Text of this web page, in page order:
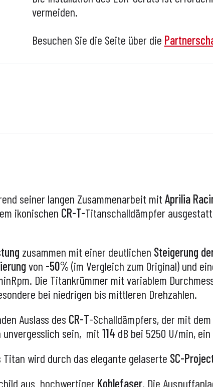
vermeiden.
Besuchen Sie die Seite über die
seiner langen Zusammenarbeit mit Aprilia
ikonischen CR-T-Titanschalldämpfer
zusammen mit einer deutlichen Steigerung
von -50% (im Vergleich zum Original) und
Die Titankrümmer mit variablem
bei niedrigen bis mittleren Drehzahlen.
Auslass des CR-T-Schalldämpfers, der mit
sein, mit 114 dB bei 5250 U/min,
Titan wird durch das elegante gelaserte SC-
aus hochwertiger Kohlefaser. Die